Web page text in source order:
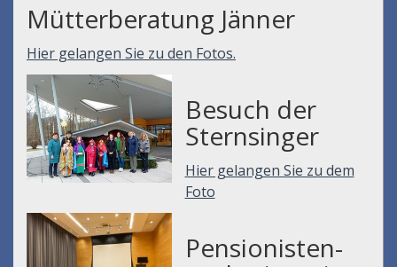
Mütterberatung Jänner
Hier gelangen Sie zu den Fotos.
Besuch der
Sternsinger
Hier gelangen Sie zu dem
Foto
Pensionisten-